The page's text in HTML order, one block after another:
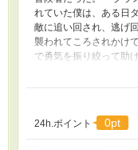
れていた僕は、ある日
敵に追い回され、逃げ
襲われてころされかけ
で勇気を振り絞って助
一角、ドラゴンの幼子
るとしよう」 その言
まれ、ステータスが跳
を瞬殺してしまうほ
僕が、“最強種”たるダ
24h.ポイント 0pt